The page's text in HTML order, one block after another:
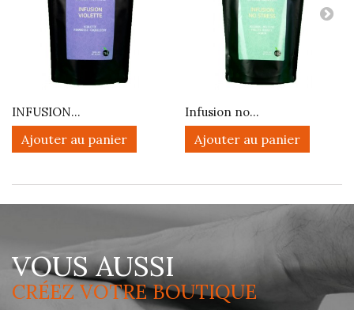
INFUSION...
Ajouter au panier
Infusion no...
Ajouter au panier
VOUS AUSSI
CRÉEZ VOTRE BOUTIQUE